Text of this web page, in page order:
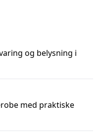
og belysning i
med praktiske